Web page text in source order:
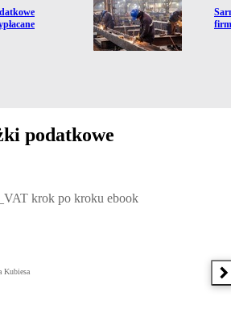
firm
podatkowe
po kroku ebook, Patrycja Kubiesa -
krok po kroku ebook
Kubiesa